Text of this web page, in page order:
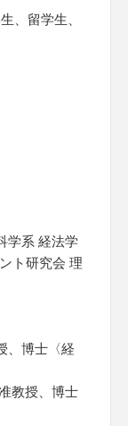
、留学生、
学系 経法学
ト研究会 理
、博士〈経
教授、博士